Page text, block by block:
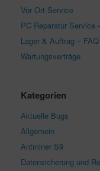
Vor Ort Service
PC Reparatur Service
Lager & Auftrag –
Wartungsverträge
Kategorien
Aktuelle Bugs
Allgemein
Antminer S9
Datensicherung und